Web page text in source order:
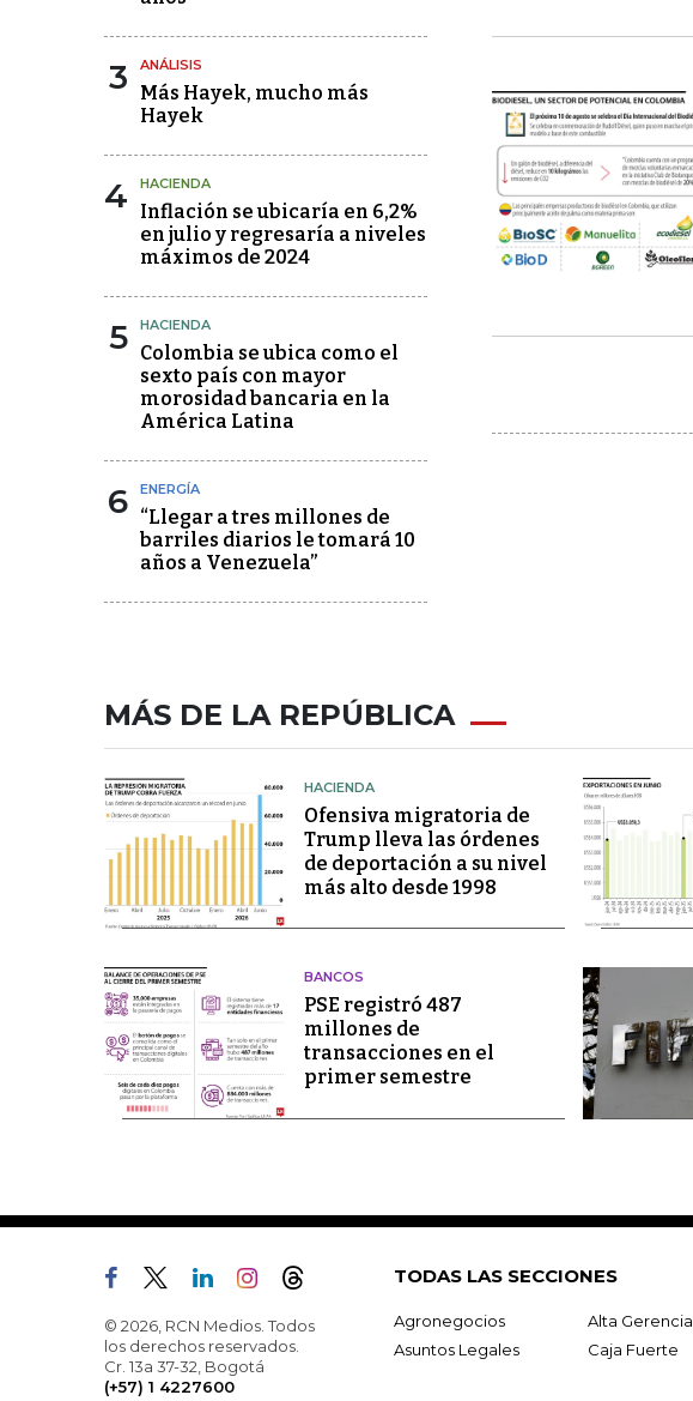
3 ANÁLISIS
Más Hayek, mucho más
Hayek
4 HACIENDA
Inflación se ubicaría en 6,2%
en julio y regresaría a niveles
máximos de 2024
5 HACIENDA
Colombia se ubica como el
sexto país con mayor
morosidad bancaria en la
América Latina
6 ENERGÍA
“Llegar a tres millones de
barriles diarios le tomará 10
años a Venezuela”
MÁS DE LA REPÚBLICA
HACIENDA
Ofensiva migratoria de
Trump lleva las órdenes
de deportación a su nivel
más alto desde 1998
BANCOS
PSE registró 487
millones de
transacciones en el
primer semestre
© 2026, RCN Medios. Todos
los derechos reservados.
Cr. 13a 37-32, Bogotá
(+57) 1 4227600
TODAS LAS SECCIONES
Agronegocios Alta Gerencia
Asuntos Legales
Caja Fuerte